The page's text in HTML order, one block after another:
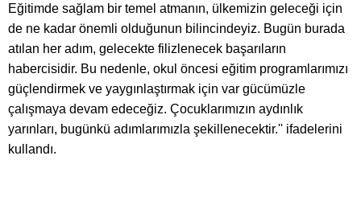
Eğitimde sağlam bir temel atmanın, ülkemizin geleceği için
de ne kadar önemli olduğunun bilincindeyiz. Bugün burada
atılan her adım, gelecekte filizlenecek başarıların
habercisidir. Bu nedenle, okul öncesi eğitim programlarımızı
güçlendirmek ve yaygınlaştırmak için var gücümüzle
çalışmaya devam edeceğiz. Çocuklarımızın aydınlık
yarınları, bugünkü adımlarımızla şekillenecektir.'' ifadelerini
kullandı.